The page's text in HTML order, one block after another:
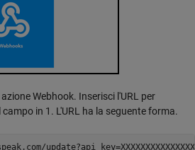
Webhook. Inserisci l'URL per
in 1. L'URL ha la seguente forma.